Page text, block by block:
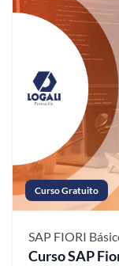
Curso Gratuito
SAP FIORI
Curso SAP